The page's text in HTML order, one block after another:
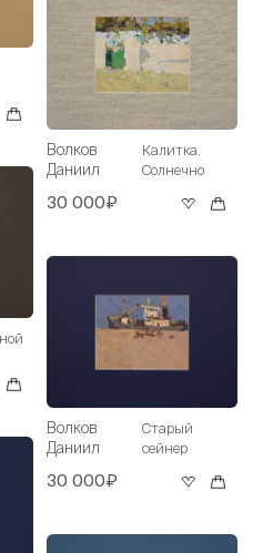
Волков
Даниил
Калитка.
Солнечно
30 000₽
Волков
Даниил
Старый
сейнер
30 000₽